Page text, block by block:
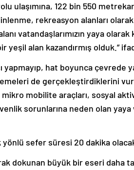
ulaşımına, 122 bin 550
rekreasyon alanları
vatandaşlarımızın yaya olarak
alan kazandırmış olduk.”
hat boyunca çevrede
de gerçekleştirdiklerini
mikro mobilite araçları, sosyal
sorunlarına neden olan
yönlü sefer süresi 20 dakika
dokunan büyük bir eseri daha